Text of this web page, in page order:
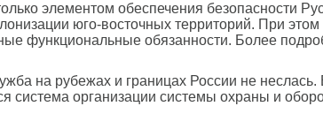
элементом обеспечения безопасности
юго-восточных территорий. При
функциональные обязанности. Более
на рубежах и границах России не
организации системы охраны и